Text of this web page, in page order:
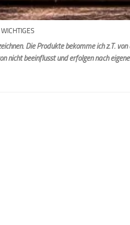
WICHTIGES
Die Produkte bekomme ich z.T.
nicht beeinflusst und erfolgen nach